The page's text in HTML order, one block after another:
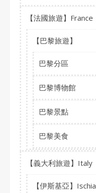
【法國旅遊】France
【巴黎旅遊】
巴黎分區
巴黎博物館
巴黎景點
巴黎美食
【義大利旅遊】Italy
【伊斯基亞】Ischia